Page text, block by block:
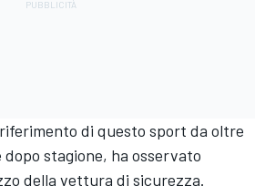
di questo sport da oltre
stagione, ha osservato
della vettura di sicurezza.